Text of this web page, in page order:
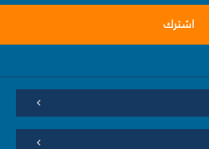
اشترك